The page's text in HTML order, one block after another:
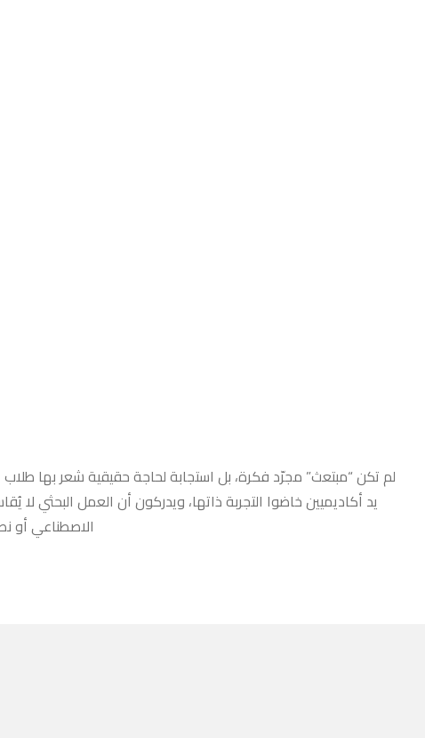
لم تكن “مبتعث” مجرّد فكرة، بل استجابة لحاجة حقيقية شعر بها
يد أكاديميين خاضوا التجربة ذاتها، ويدركون أن العمل البحثي
الاصطناعي أو